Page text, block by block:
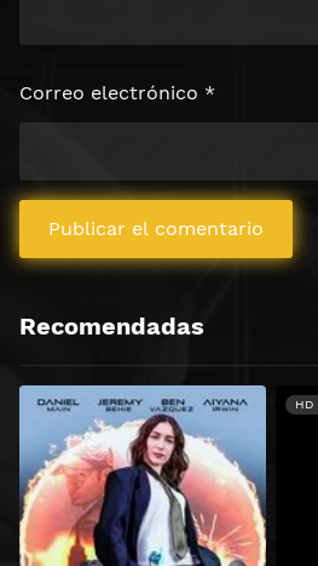
Correo electrónico *
Recomendadas
HD